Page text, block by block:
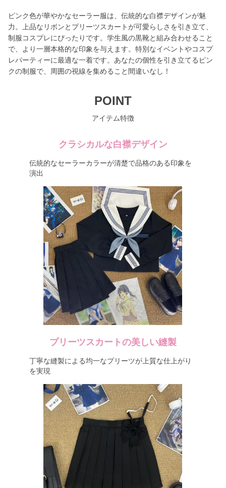
ピンク色が華やかなセーラー服は、伝統的な白襟デザインが魅
力。上品なリボンとプリーツスカートが可愛らしさを引き立て、
制服コスプレにぴったりです。学生風の黒靴と組み合わせること
で、より一層本格的な印象を与えます。特別なイベントやコスプ
レパーティーに最適な一着です。あなたの個性を引き立てるピン
クの制服で、周囲の視線を集めること間違いなし！
POINT
アイテム特徴
クラシカルな白襟デザイン
伝統的なセーラーカラーが清楚で品格のある印象を
演出
プリーツスカートの美しい縫製
丁寧な縫製による均一なプリーツが上質な仕上がり
を実現